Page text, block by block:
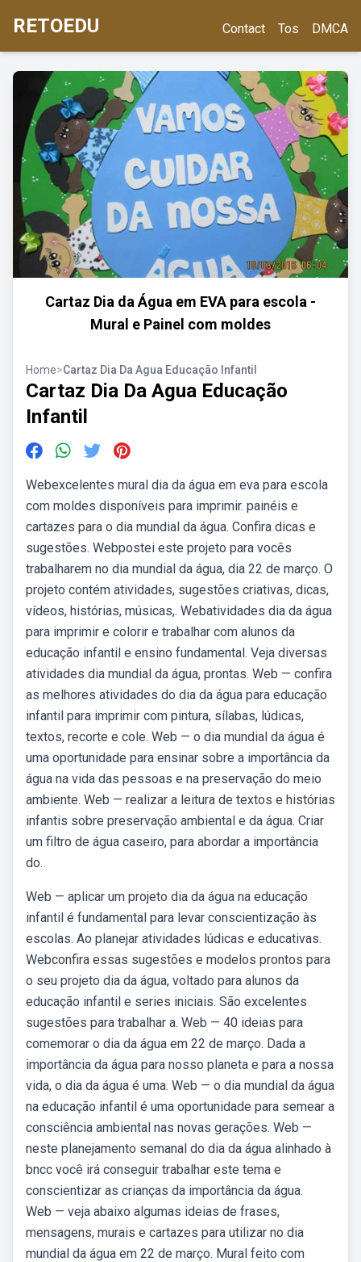
RETOEDU Contact Tos DMCA
Cartaz Dia da Água em EVA para escola -
Mural e Painel com moldes
Home>Cartaz Dia Da Agua Educação Infantil
Cartaz Dia Da Agua Educação
Infantil
Webexcelentes mural dia da água em eva para escola
com moldes disponíveis para imprimir. painéis e
cartazes para o dia mundial da água. Confira dicas e
sugestões. Webpostei este projeto para vocês
trabalharem no dia mundial da água, dia 22 de março. O
projeto contém atividades, sugestões criativas, dicas,
vídeos, histórias, músicas,. Webatividades dia da água
para imprimir e colorir e trabalhar com alunos da
educação infantil e ensino fundamental. Veja diversas
atividades dia mundial da água, prontas. Web — confira
as melhores atividades do dia da água para educação
infantil para imprimir com pintura, sílabas, lúdicas,
textos, recorte e cole. Web — o dia mundial da água é
uma oportunidade para ensinar sobre a importância da
água na vida das pessoas e na preservação do meio
ambiente. Web — realizar a leitura de textos e histórias
infantis sobre preservação ambiental e da água. Criar
um filtro de água caseiro, para abordar a importância
do.
Web — aplicar um projeto dia da água na educação
infantil é fundamental para levar conscientização às
escolas. Ao planejar atividades lúdicas e educativas.
Webconfira essas sugestões e modelos prontos para
o seu projeto dia da água, voltado para alunos da
educação infantil e series iniciais. São excelentes
sugestões para trabalhar a. Web — 40 ideias para
comemorar o dia da água em 22 de março. Dada a
importância da água para nosso planeta e para a nossa
vida, o dia da água é uma. Web — o dia mundial da água
na educação infantil é uma oportunidade para semear a
consciência ambiental nas novas gerações. Web —
neste planejamento semanal do dia da água alinhado à
bncc você irá conseguir trabalhar este tema e
conscientizar as crianças da importância da água.
Web — veja abaixo algumas ideias de frases,
mensagens, murais e cartazes para utilizar no dia
mundial da água em 22 de março. Mural feito com